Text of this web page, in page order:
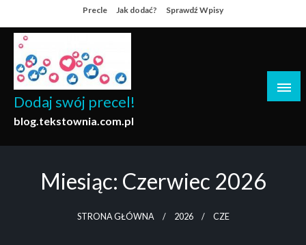
to
content
Precle Jak dodać? Sprawdź Wpisy
Dodaj swój precel!
blog.tekstownia.com.pl
Miesiąc: Czerwiec 2026
STRONA GŁÓWNA 2026 CZE